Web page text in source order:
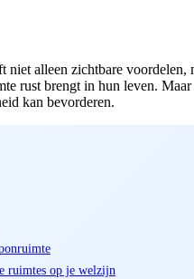
niet alleen zichtbare
rust brengt in hun leven.
kan bevorderen.
ruimtes op je welzijn